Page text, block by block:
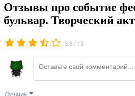
Отзывы про событие
бульвар. Творческий
3.8 / 13
Лучшие